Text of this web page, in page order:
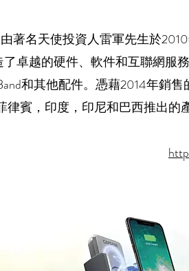
著名天使投資人雷軍先生於
卓越的硬件、軟件和互聯網服
和其他配件。憑藉2014年銷
律賓，印度，印尼和巴西推出